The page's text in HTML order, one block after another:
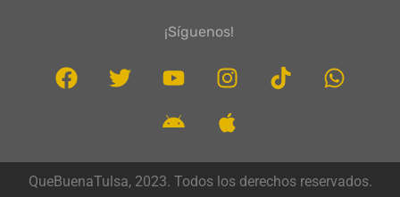
¡Síguenos!
QueBuenaTulsa, 2023. Todos los derechos reservados.